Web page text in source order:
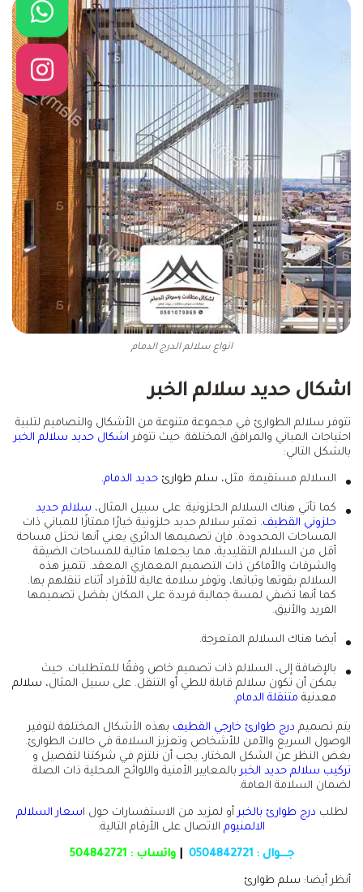
انواع سلالم الدرج الدمام
اشكال حديد سلالم الخبر
تتوفر سلالم الطوارئ في مجموعة متنوعة من الأشكال والتصاميم لتلبية
احتياجات المباني والمرافق المختلفة. حيث تتوفر اشكال حديد سلالم الخبر
بالشكل التالي:
السلالم مستقيمة. مثل، سلم طوارئ حديد الدمام.
كما تأتي هناك السلالم الحلزونية. على سبيل المثال، سلالم حديد
حلزوني القطيف. تعتبر سلالم حديد حلزونية خيارًا ممتازًا للمباني ذات
المساحات المحدودة. فإن تصميمها الدائري يعني أنها تحتل مساحة
أقل من السلالم التقليدية، مما يجعلها مثالية للمساحات الضيقة
والشرفات والأماكن ذات التصميم المعماري المعقد. تتميز هذه
السلالم بقوتها وثباتها، وتوفر سلامة عالية للأفراد أثناء تنقلهم بها.
كما أنها تضفي لمسة جمالية فريدة على المكان بفضل تصميمها
الفريد والأنيق.
أيضا هناك السلالم المتعرجة.
بالإضافة إلى، السلالم ذات تصميم خاص وفقًا للمتطلبات. حيث
يمكن أن تكون سلالم قابلة للطي أو التنقل. على سبيل المثال، سلالم
معدنية متنقلة الدمام.
يتم تصميم درج طوارئ خارجي القطيف بهذه الأشكال المختلفة لتوفير
الوصول السريع والآمن للأشخاص وتعزيز السلامة في حالات الطوارئ.
بغض النظر عن الشكل المختار، يجب أن نلتزم في شركتنا لتفصيل و
تركيب سلالم حديد الخبربالمعايير الأمنية واللوائح المحلية ذات الصلة
لضمان السلامة العامة.
لطلب درج طوارئ بالخبرأو لمزيد من الاستفسارات حول اسعار السلالم
الالمنيوم الاتصال على الأرقام التالية:
جـــوال :0504842721
|واتساب :504842721
أنظر أيضا: سلم طوارئ